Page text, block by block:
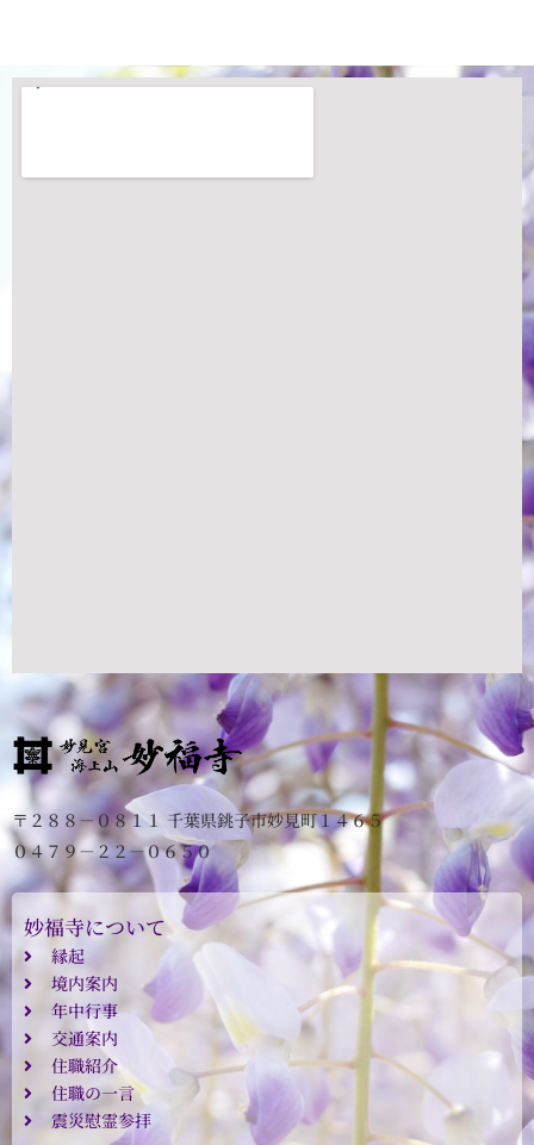
〒２８８－０８１１ 千葉県銚子市妙見町１４６５
０４７９－２２－０６５０
妙福寺について
縁起
境内案内
年中行事
交通案内
住職紹介
住職の一言
震災慰霊参拝